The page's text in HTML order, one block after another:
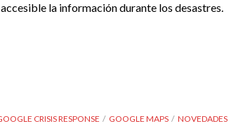
la información durante los desastres.
CRISIS RESPONSE GOOGLE MAPS
NOVEDADES